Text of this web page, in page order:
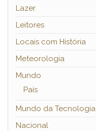
Lazer
Leitores
Locais com História
Meteorologia
Mundo
País
Mundo da Tecnologia
Nacional